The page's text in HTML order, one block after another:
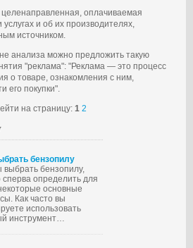
оплачиваемая
и об их производителях,
источником.
анализа можно предложить такую
"реклама": "Реклама — это процесс
о товаре, ознакомления с ним,
его покупки".
на страницу: 1 2
бензопилу
выбрать бензопилу,
сперва определить для
основные
Как часто вы
использовать
инструмент…